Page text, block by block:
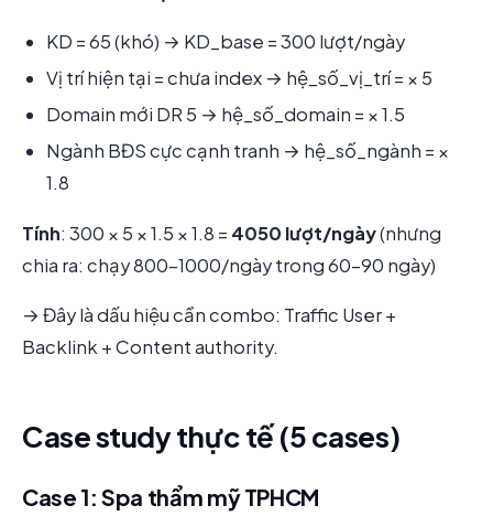
KD = 65 (khó) → KD_base = 300 lượt/ngày
Vị trí hiện tại = chưa index → hệ_số_vị_trí = × 5
Domain mới DR 5 → hệ_số_domain = × 1.5
Ngành BĐS cực cạnh tranh → hệ_số_ngành = ×
1.8
Tính: 300 × 5 × 1.5 × 1.8 = 4050 lượt/ngày(nhưng
chia ra: chạy 800-1000/ngày trong 60-90 ngày)
→ Đây là dấu hiệu cần combo: Traffic User +
Backlink + Content authority.
Case study thực tế (5 cases)
Case 1: Spa thẩm mỹ TPHCM